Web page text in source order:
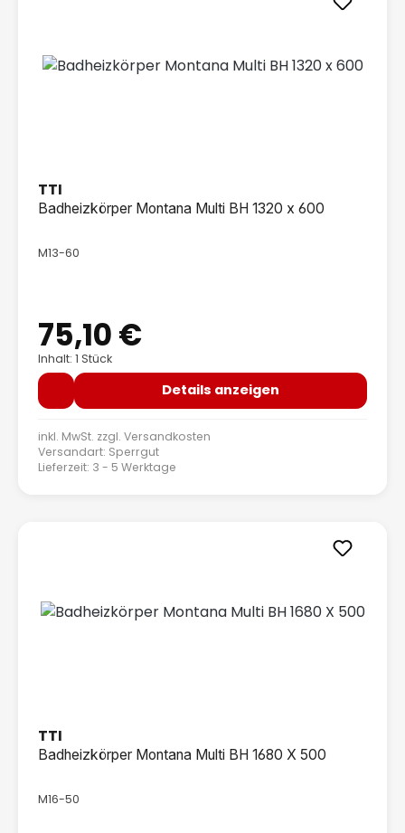
TTI
Badheizkörper Montana Multi BH 1320 x 600
M13-60
Regulärer Preis:
75,10 €
Inhalt: 1 Stück
Details anzeigen
inkl. MwSt. zzgl. Versandkosten
Versandart: Sperrgut
Lieferzeit: 3 - 5 Werktage
TTI
Badheizkörper Montana Multi BH 1680 X 500
M16-50